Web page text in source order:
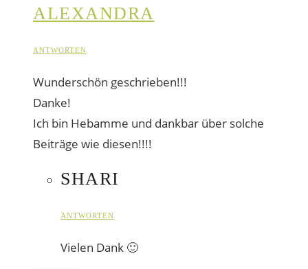
ALEXANDRA
ANTWORTEN
Wunderschön geschrieben!!!
Danke!
Ich bin Hebamme und dankbar über solche
Beiträge wie diesen!!!!
SHARI
ANTWORTEN
Vielen Dank 🙂